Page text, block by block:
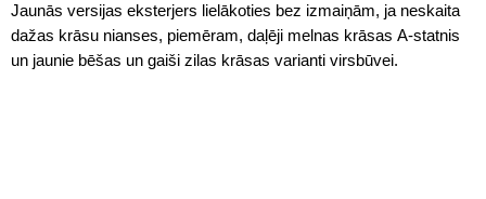
Jaunās versijas eksterjers lielākoties bez izmaiņām, ja neskaita
dažas krāsu nianses, piemēram, daļēji melnas krāsas A-statnis
un jaunie bēšas un gaiši zilas krāsas varianti virsbūvei.